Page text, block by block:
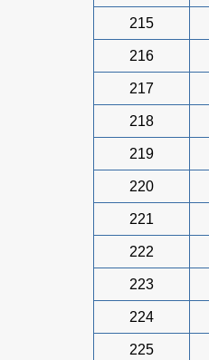
215
216
217
218
219
220
221
222
223
224
225